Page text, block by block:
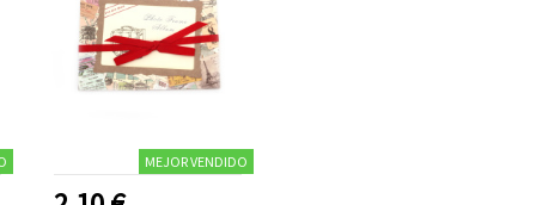
MEJOR VENDIDO